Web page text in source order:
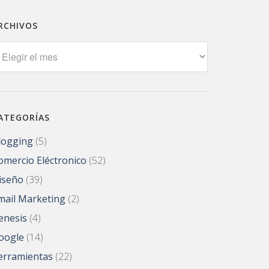
(5)
Eléctronico (52)
(39)
Marketing (2)
(4)
(14)
(22)